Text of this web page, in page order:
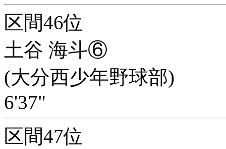
区間46位
土谷 海斗⑥
(大分西少年野球部)
6'37"
区間47位